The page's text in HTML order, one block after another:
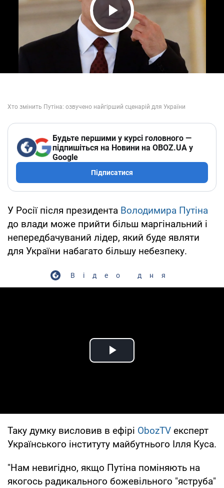
Play Video
Будьте першими у курсі головного —
підпишіться на Новини на OBOZ.UA у
Google
Підписатися
У Росії після президента Володимира Путіна
до влади може прийти більш маргінальний і
непередбачуваний лідер, який буде являти
для України набагато більшу небезпеку.
Відео дня
Play Video
Таку думку висловив в ефірі ObozTV експерт
Українського інституту майбутнього Ілля Куса.
"Нам невигідно, якщо Путіна поміняють на
якогось радикального божевільного "яструба"